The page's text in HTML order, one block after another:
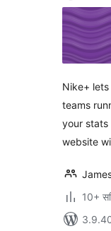
Nike+
teams
your stats
website
10+
3.9.40